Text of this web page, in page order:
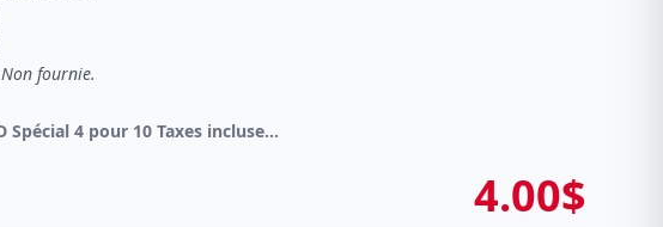
Non fournie.
DVD Spécial 4 pour 10 Taxes incluses sur -4.00$
4.00$